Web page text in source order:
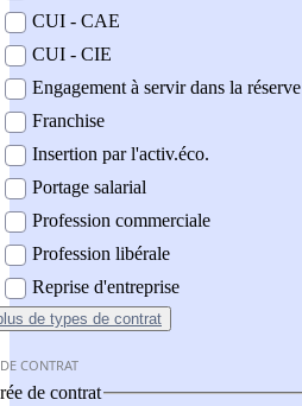
CUI - CAE
CUI - CIE
Engagement à servir dans la réserve
Franchise
Insertion par l'activ.éco.
Portage salarial
Profession commerciale
Profession libérale
Reprise d'entreprise
de types de contrat
CONTRAT
de contrat